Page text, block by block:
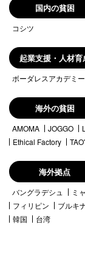
国内の貧困
コシツ
起業支援・人材育
ボーダレスアカデミー
海外の貧困
AMOMA JOGGO
Ethical Factory
海外拠点
バングラデシュ ミ
フィリピン
ブルキ
韓国
台湾